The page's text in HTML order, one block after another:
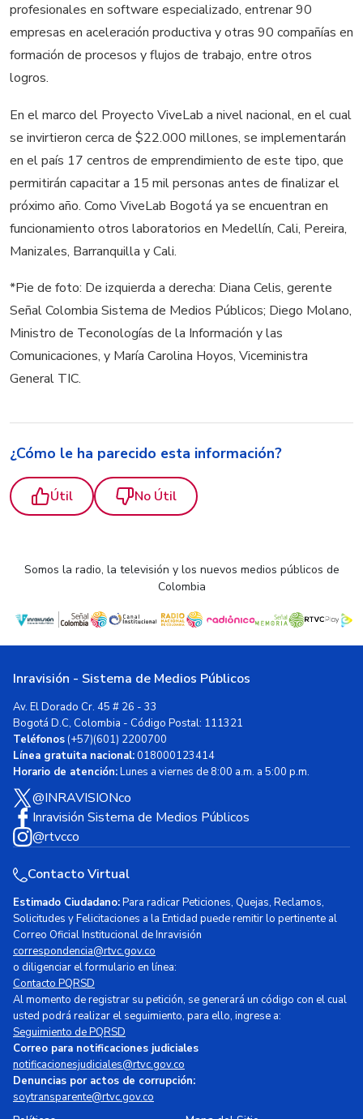
profesionales en software especializado, entrenar 90
empresas en aceleración productiva y otras 90 compañías en
formación de procesos y flujos de trabajo, entre otros
logros.
En el marco del Proyecto ViveLab a nivel nacional, en el cual
se invirtieron cerca de $22.000 millones, se implementarán
en el país 17 centros de emprendimiento de este tipo, que
permitirán capacitar a 15 mil personas antes de finalizar el
próximo año. Como ViveLab Bogotá ya se encuentran en
funcionamiento otros laboratorios en Medellín, Cali, Pereira,
Manizales, Barranquilla y Cali.
*Pie de foto: De izquierda a derecha: Diana Celis, gerente
Señal Colombia Sistema de Medios Públicos; Diego Molano,
Ministro de Teconologías de la Información y las
Comunicaciones, y María Carolina Hoyos, Viceministra
General TIC.
¿Cómo le ha parecido esta información?
Útil No Útil
Somos la radio, la televisión y los nuevos medios públicos de
Colombia
Inravisión - Sistema de Medios Públicos
Av. El Dorado Cr. 45 # 26 - 33
Bogotá D.C, Colombia - Código Postal: 111321
Teléfonos(+57)(601) 2200700
Línea gratuita nacional:018000123414
Horario de atención:Lunes a viernes de 8:00 a.m. a 5:00 p.m.
@INRAVISIONco
Inravisión Sistema de Medios Públicos
@rtvcco
Contacto Virtual
Estimado Ciudadano:Para radicar Peticiones, Quejas, Reclamos,
Solicitudes y Felicitaciones a la Entidad puede remitir lo pertinente al
Correo Oficial Institucional de Inravisión
correspondencia@rtvc.gov.co
o diligenciar el formulario en línea:
Contacto PQRSD
Al momento de registrar su petición, se generará un código con el cual
usted podrá realizar el seguimiento, para ello, ingrese a:
Seguimiento de PQRSD
Correo para notificaciones judiciales
notificacionesjudiciales@rtvc.gov.co
Denuncias por actos de corrupción:
soytransparente@rtvc.gov.co